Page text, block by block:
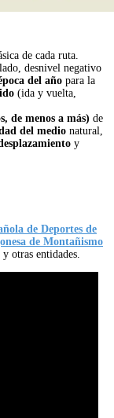
de cada ruta.
desnivel negativo
del año para la
(ida y vuelta,
de menos a más) de
del medio natural,
y
de Deportes de
de Montañismo
y otras entidades.